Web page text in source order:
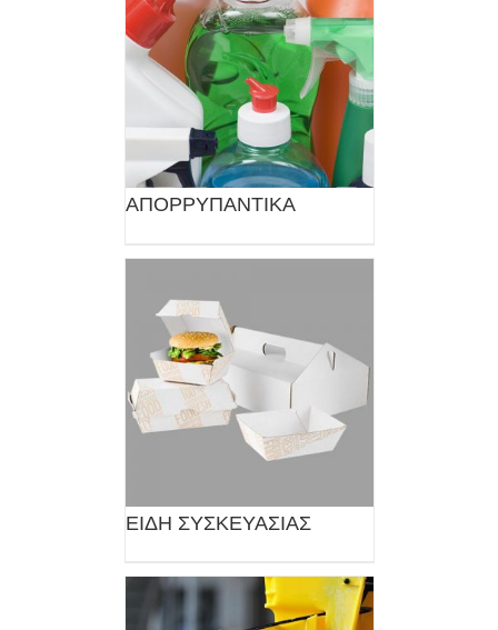
ΑΠΟΡΡΥΠΑΝΤΙΚΑ
ΕΙΔΗ ΣΥΣΚΕΥΑΣΙΑΣ